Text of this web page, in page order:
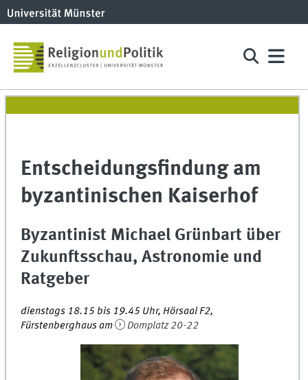
Entscheidungsfindung am
byzantinischen Kaiserhof
Byzantinist Michael Grünbart über
Zukunftsschau, Astronomie und
Ratgeber
dienstags 18.15 bis 19.45 Uhr, Hörsaal F2,
Fürstenberghaus am
Domplatz 20-22